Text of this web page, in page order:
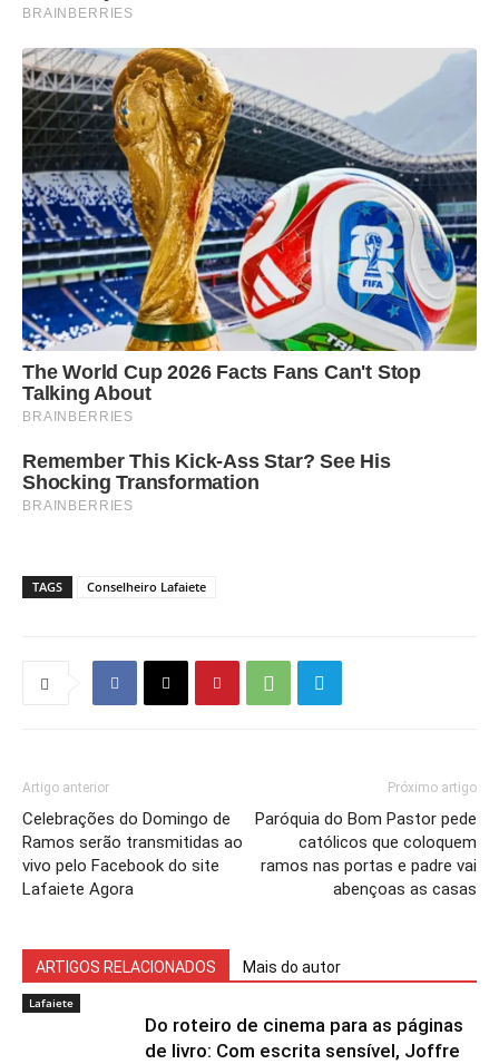
TAGS Conselheiro Lafaiete
Artigo anterior
Celebrações do Domingo de
Ramos serão transmitidas ao
vivo pelo Facebook do site
Lafaiete Agora
Próximo artigo
Paróquia do Bom Pastor pede
católicos que coloquem
ramos nas portas e padre vai
abençoas as casas
ARTIGOS RELACIONADOS Mais do autor
Lafaiete
Do roteiro de cinema para as páginas
de livro: Com escrita sensível, Joffre